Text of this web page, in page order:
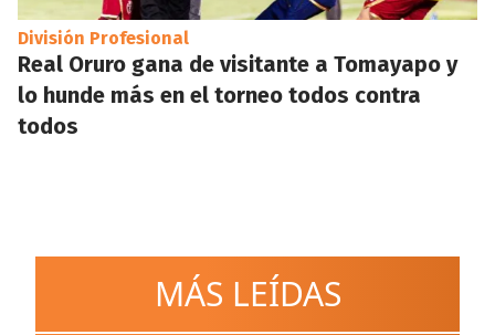
División Profesional
Real Oruro gana de visitante a Tomayapo y
lo hunde más en el torneo todos contra
todos
MÁS LEÍDAS